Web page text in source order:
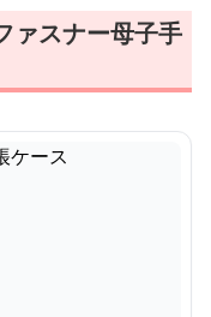
ァスナー母子手